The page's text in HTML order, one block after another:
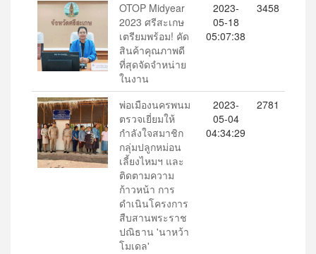
OTOP Midyear
2023 ศรีสะเกษ
เตรียมพร้อม! คัด
สินค้าคุณภาพดี
ที่สุดจัดจำหน่าย
ในงาน
2023-
05-18
05:07:38
3458
พ่อเมืองนครพนม
ตรวจเยี่ยมให้
กำลังใจสมาชิก
กลุ่มปลูกหม่อน
เลี้ยงไหมฯ และ
ติดตามความ
ก้าวหน้า การ
ดำเนินโครงการ
สืบสานพระราช
ปณิธาน 'นาหว้า
โมเดล'
2023-
05-04
04:34:29
2781